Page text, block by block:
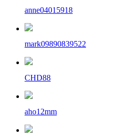
anne04015918
mark09890839522
CHD88
aho12mm